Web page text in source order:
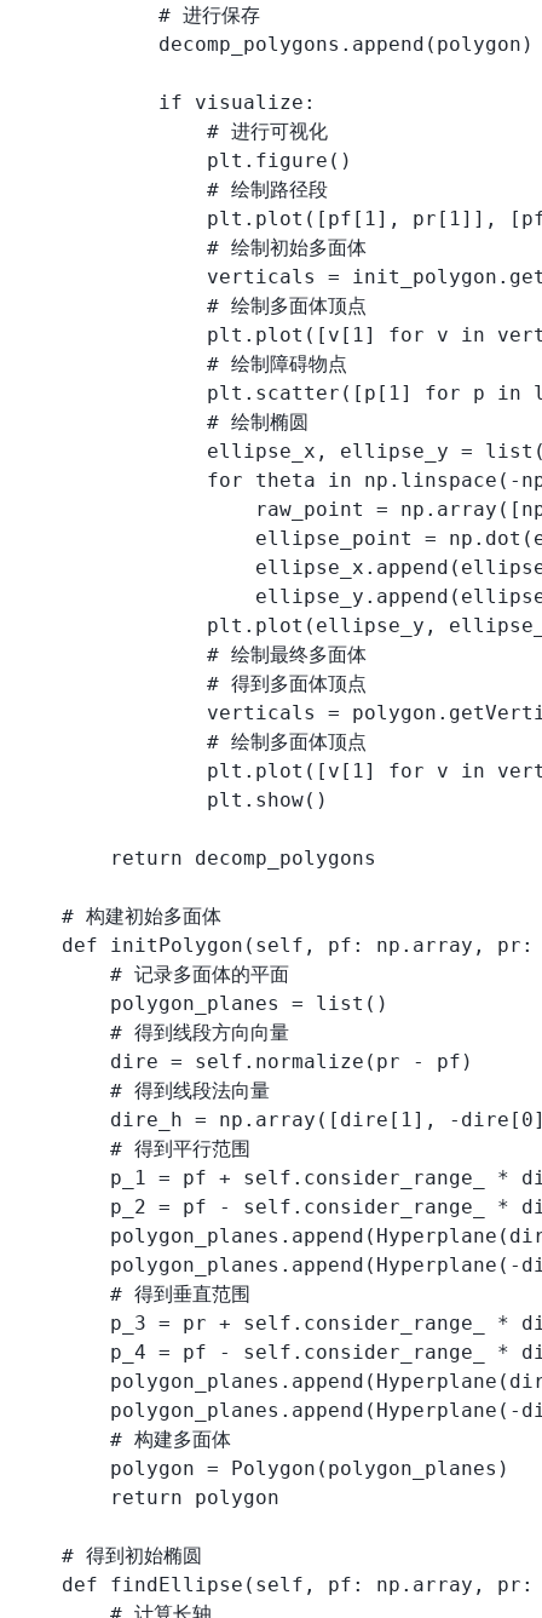
            # 进行保存
            decomp_polygons.append(polygon)
            if visualize:
                # 进行可视化
                plt.figure()
                # 绘制路径段
plt.plot([pf[1], pr[1]],
                # 绘制初始多面体
verticals =
                # 绘制多面体顶点
plt.plot([v[1] for v in
                # 绘制障碍物点
plt.scatter([p[1] for p in
                # 绘制椭圆
ellipse_x, ellipse_y =
for theta in np.linspace(-
raw_point =
ellipse_point =
plt.plot(ellipse_y,
                # 绘制最终多面体
                # 得到多面体顶点
verticals =
                # 绘制多面体顶点
plt.plot([v[1] for v in
                plt.show()
        return decomp_polygons
    # 构建初始多面体
def initPolygon(self, pf: np.array,
        # 记录多面体的平面
        polygon_planes = list()
        # 得到线段方向向量
        dire = self.normalize(pr - pf)
        # 得到线段法向量
dire_h = np.array([dire[1], -
        # 得到平行范围
p_1 = pf + self.consider_range_ *
p_2 = pf - self.consider_range_ *
polygon_planes.append(Hyperplane(-
        # 得到垂直范围
p_3 = pr + self.consider_range_ *
p_4 = pf - self.consider_range_ *
polygon_planes.append(Hyperplane(-
        # 构建多面体
        polygon = Polygon(polygon_planes)
        return polygon
    # 得到初始椭圆
def findEllipse(self, pf: np.array,